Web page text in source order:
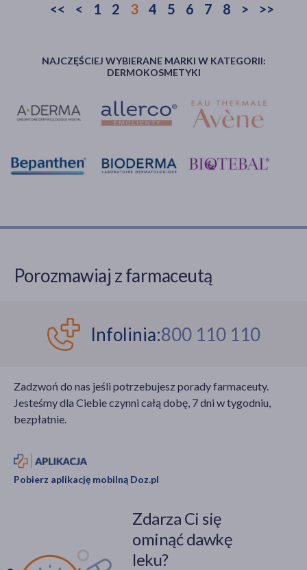
<< < 1 2 3 4 5 6 7 8 > >>
NAJCZĘŚCIEJ WYBIERANE MARKI W KATEGORII:
DERMOKOSMETYKI
Porozmawiaj z farmaceutą
Infolinia:800 110 110
Zadzwoń do nas jeśli potrzebujesz porady farmaceuty.
Jesteśmy dla Ciebie czynni całą dobę, 7 dni w tygodniu,
bezpłatnie.
Pobierz aplikację mobilną Doz.pl
Zdarza Ci się
ominąć dawkę
leku?